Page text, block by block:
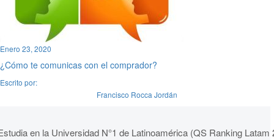
Enero 23, 2020
¿Cómo te comunicas con el comprador?
Escrito por:
Francisco Rocca Jordán
en la Universidad N°1 de Latinoamérica (QS Ranking Latam